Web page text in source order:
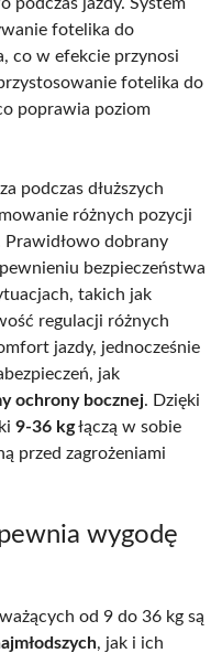
fotelika do
co w efekcie przynosi
fotelika do
poprawia poziom
podczas dłuższych
różnych pozycji
Prawidłowo dobrany
bezpieczeństwa
takich jak
regulacji różnych
jazdy, jednocześnie
jak
ochrony bocznej. Dzięki
9-36 kgłączą w sobie
przed zagrożeniami
wygodę
od 9 do 36 kg są
, jak i ich